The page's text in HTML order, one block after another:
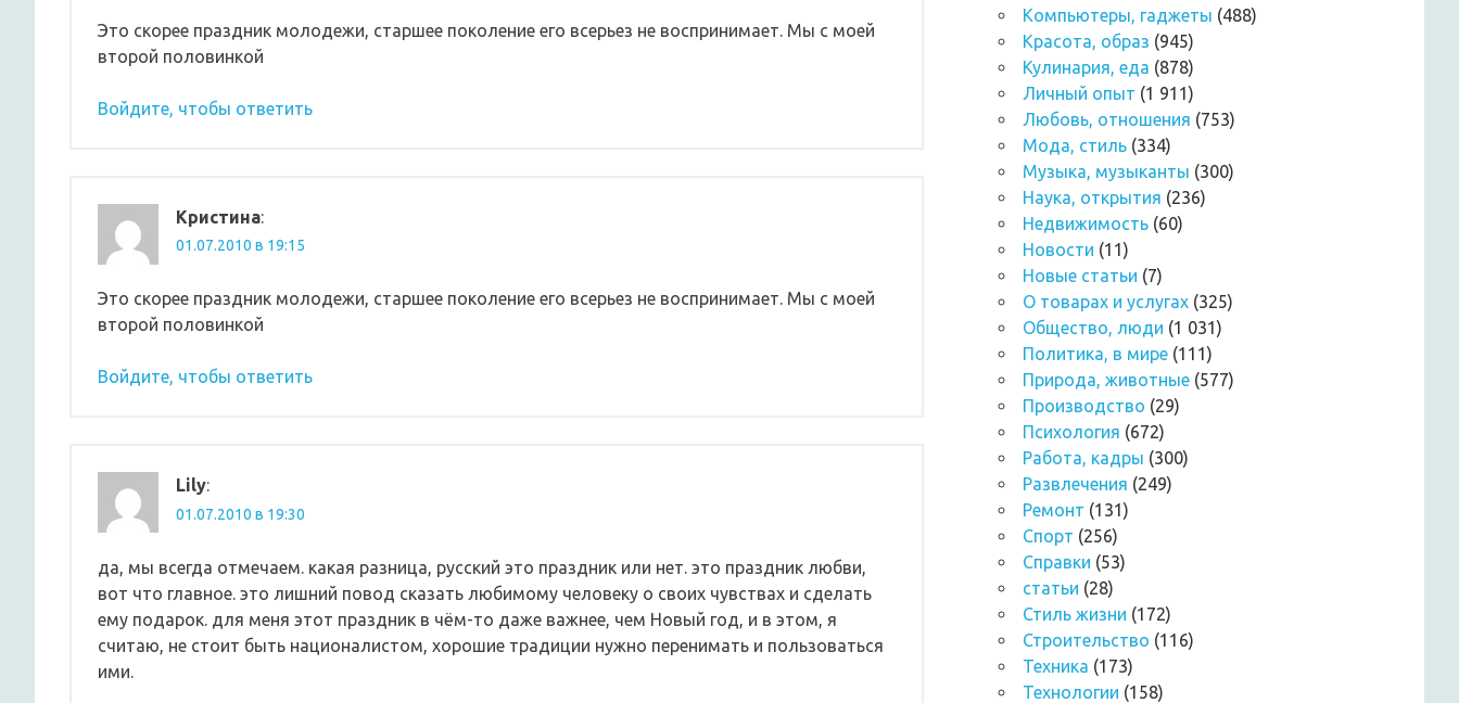
Это скорее праздник молодежи, старшее поколение его всерьез не воспринимает. Мы с моей
второй половинкой
Войдите, чтобы ответить
Кристина:
01.07.2010 в 19:15
Это скорее праздник молодежи, старшее поколение его всерьез не воспринимает. Мы с моей
второй половинкой
Войдите, чтобы ответить
Lily:
01.07.2010 в 19:30
да, мы всегда отмечаем. какая разница, русский это праздник или нет. это праздник любви,
вот что главное. это лишний повод сказать любимому человеку о своих чувствах и сделать
ему подарок. для меня этот праздник в чём-то даже важнее, чем Новый год, и в этом, я
считаю, не стоит быть националистом, хорошие традиции нужно перенимать и пользоваться
ими.
Компьютеры, гаджеты (488)
Красота, образ (945)
Кулинария, еда (878)
Личный опыт (1 911)
Любовь, отношения (753)
Мода, стиль (334)
Музыка, музыканты (300)
Наука, открытия (236)
Недвижимость (60)
Новости (11)
Новые статьи (7)
О товарах и услугах (325)
Общество, люди (1 031)
Политика, в мире (111)
Природа, животные (577)
Производство (29)
Психология (672)
Работа, кадры (300)
Развлечения (249)
Ремонт (131)
Спорт (256)
Справки (53)
статьи (28)
Стиль жизни (172)
Строительство (116)
Техника (173)
Технологии (158)